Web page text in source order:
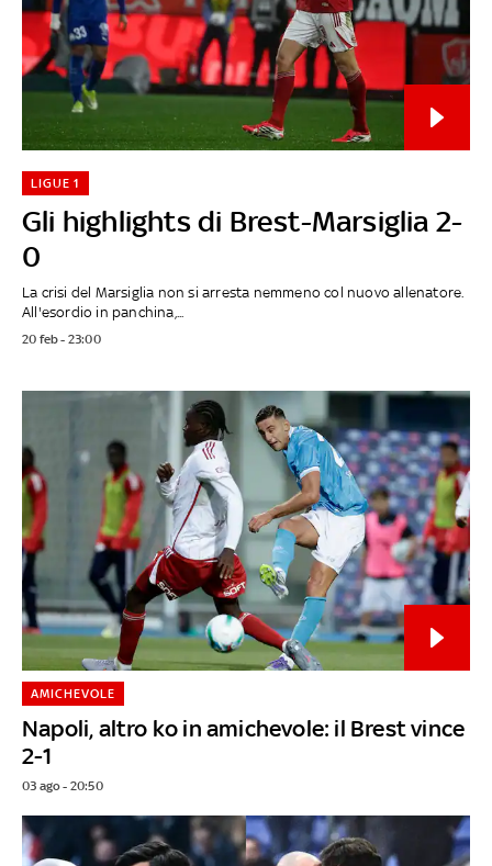
Gli highlights di Brest-Marsiglia 2-
0
LIGUE 1
La crisi del Marsiglia non si arresta nemmeno col nuovo allenatore.
All'esordio in panchina,...
20 feb - 23:00
Napoli, altro ko in amichevole: il Brest vince
2-1
AMICHEVOLE
03 ago - 20:50